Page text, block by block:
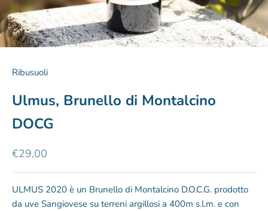
Ribusuoli
Ulmus, Brunello di Montalcino
DOCG
Prezzo scontato
€29,00
ULMUS 2020 è un Brunello di Montalcino D.O.C.G. prodotto
da uve Sangiovese su terreni argillosi a 400m s.l.m. e con